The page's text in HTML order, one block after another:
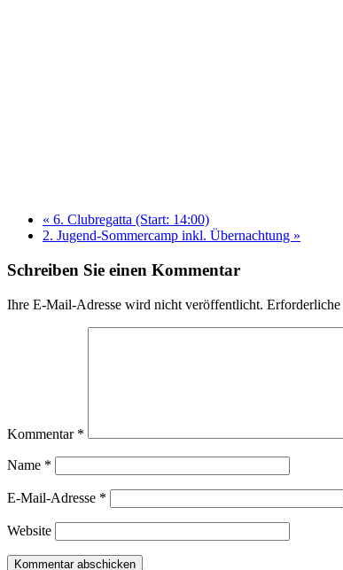
« 6. Clubregatta (Start: 14:00)
2. Jugend-Sommercamp inkl. Übernachtung »
Schreiben Sie einen Kommentar
Ihre E-Mail-Adresse wird nicht veröffentlicht.
Kommentar *
Name *
E-Mail-Adresse *
Website